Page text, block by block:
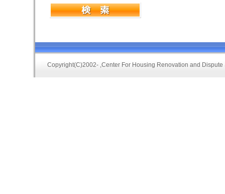
Copyright(C)2002- ,Center For Housing Renovation and Dispute